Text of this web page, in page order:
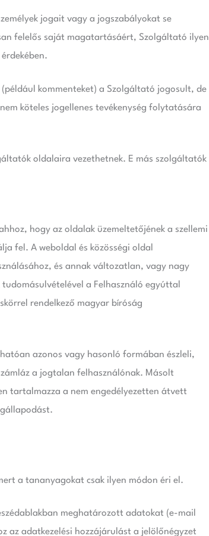
jogait vagy a jogszabályokat se
felelős saját magatartásáért, Szolgáltató ilyen
kommenteket) a Szolgáltató jogosult, de
köteles jogellenes tevékenység folytatására
oldalaira vezethetnek. E más szolgáltatók
hogy az oldalak üzemeltetőjének a szellemi
fel. A weboldal és közösségi oldal
és annak változatlan, vagy nagy
a Felhasználó egyúttal
rendelkező magyar bíróság
azonos vagy hasonló formában észleli,
a jogtalan felhasználónak. Másolt
tartalmazza a nem engedélyezetten átvett
a tananyagokat csak ilyen módon éri el.
meghatározott adatokat (e-mail
az adatkezelési hozzájárulást a jelölőnégyzet